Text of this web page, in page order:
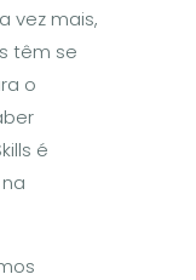
vez mais,
têm se
o
é